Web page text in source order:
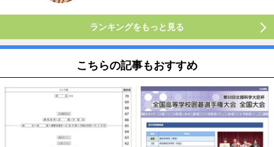
ランキングをもっと見る
こちらの記事もおすすめ